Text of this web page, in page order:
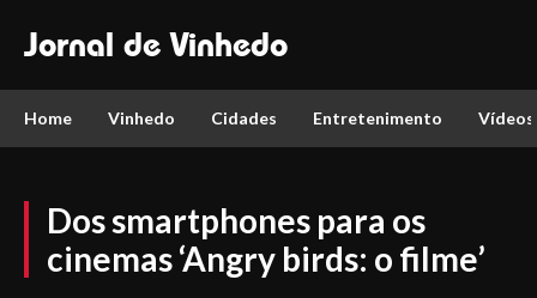
Jornal de Vinhedo
Home Vinhedo Cidades Entretenimento Vídeos
Dos smartphones para os
cinemas ‘Angry birds: o filme’